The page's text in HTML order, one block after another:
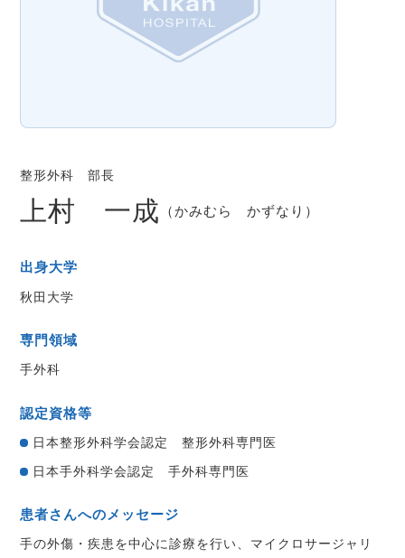
整形外科 部長
上村 一成 （かみむら かずなり）
出身大学
秋田大学
専門領域
手外科
認定資格等
日本整形外科学会認定 整形外科専門医
日本手外科学会認定 手外科専門医
患者さんへのメッセージ
手の外傷・疾患を中心に診療を行い、マイクロサージャリ